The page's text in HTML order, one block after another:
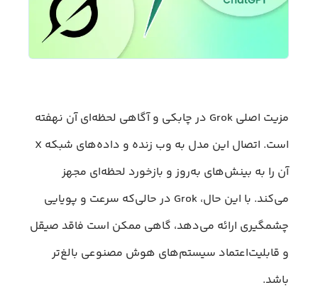
مزیت اصلی Grok در چابکی و آگاهی لحظه‌ای آن نهفته
است. اتصال این مدل به وب زنده و داده‌های شبکه X
آن را به بینش‌های به‌روز و بازخورد لحظه‌ای مجهز
می‌کند. با این حال، Grok در حالی‌که سرعت و پویایی
چشمگیری ارائه می‌دهد، گاهی ممکن است فاقد صیقل
و قابلیت‌اعتماد سیستم‌های هوش مصنوعی بالغ‌تر
باشد.